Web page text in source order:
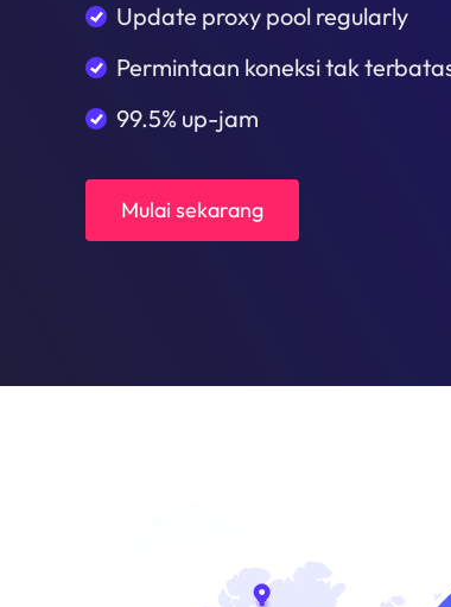
Update proxy pool regularly
Permintaan koneksi tak
99.5% up-jam
Mulai sekarang